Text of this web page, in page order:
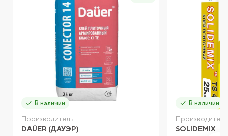
В наличии
Производитель:
DAÜER (ДАУЭР)
В наличии
SOLIDEMIX